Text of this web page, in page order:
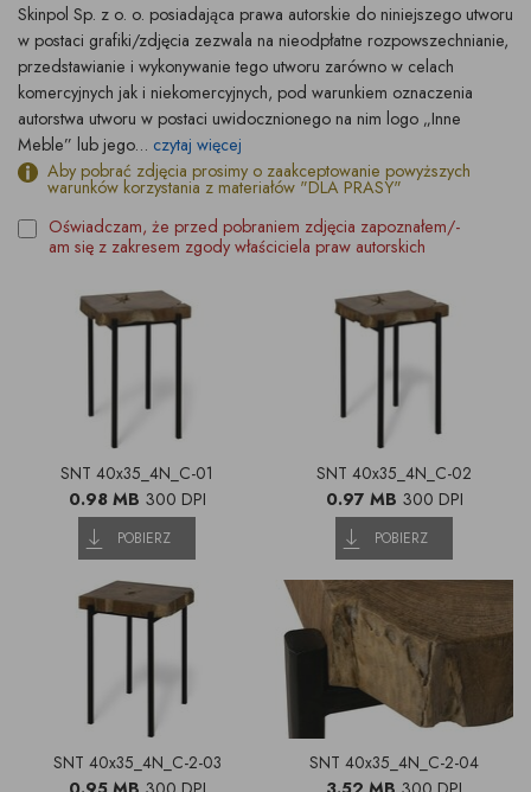
Skinpol Sp. z o. o. posiadająca prawa autorskie do niniejszego utworu
w postaci grafiki/zdjęcia zezwala na nieodpłatne rozpowszechnianie,
przedstawianie i wykonywanie tego utworu zarówno w celach
komercyjnych jak i niekomercyjnych, pod warunkiem oznaczenia
autorstwa utworu w postaci uwidocznionego na nim logo „Inne
Meble” lub jego... czytaj więcej
Aby pobrać zdjęcia prosimy o zaakceptowanie powyższych
warunków korzystania z materiałów "DLA PRASY"
Oświadczam, że przed pobraniem zdjęcia zapoznałem/-
am się z zakresem zgody właściciela praw autorskich
SNT 40x35_4N_C-01
0.98 MB 300 DPI
POBIERZ
SNT 40x35_4N_C-02
0.97 MB 300 DPI
POBIERZ
SNT 40x35_4N_C-2-03
SNT 40x35_4N_C-2-04